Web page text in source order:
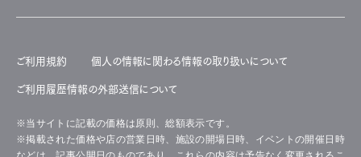
ご利用規約 個人の情報に関わる情報の取り扱いについて
ご利用履歴情報の外部送信について
※当サイトに記載の価格は原則、総額表示です。
※掲載された価格や店の営業日時、施設の開場日時、イベントの開催日時